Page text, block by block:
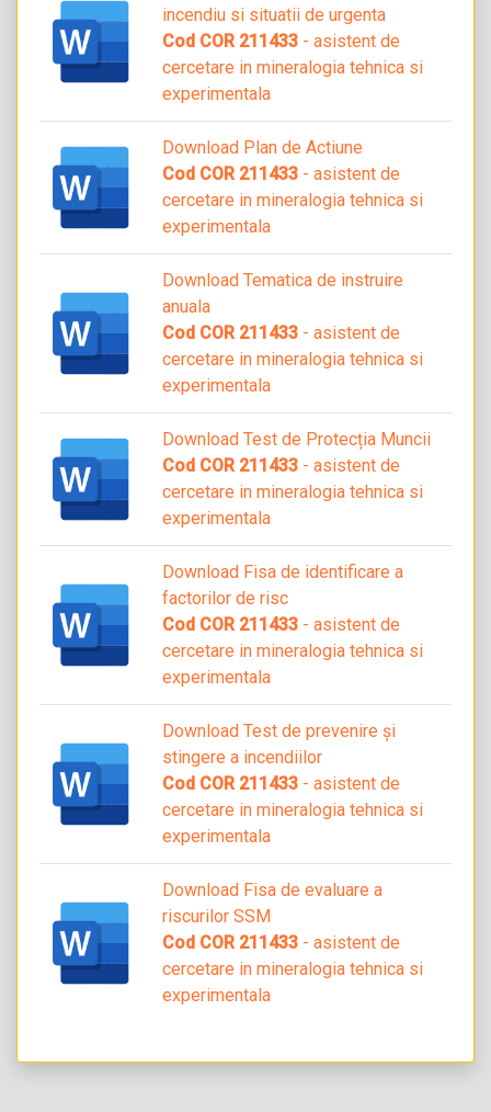
incendiu si situatii de urgenta
Cod COR 211433 - asistent de
cercetare in mineralogia tehnica si
experimentala
Download Plan de Actiune
Cod COR 211433 - asistent de
cercetare in mineralogia tehnica si
experimentala
Download Tematica de instruire
anuala
Cod COR 211433 - asistent de
cercetare in mineralogia tehnica si
experimentala
Download Test de Protecția Muncii
Cod COR 211433 - asistent de
cercetare in mineralogia tehnica si
experimentala
Download Fisa de identificare a
factorilor de risc
Cod COR 211433 - asistent de
cercetare in mineralogia tehnica si
experimentala
Download Test de prevenire și
stingere a incendiilor
Cod COR 211433 - asistent de
cercetare in mineralogia tehnica si
experimentala
Download Fisa de evaluare a
riscurilor SSM
Cod COR 211433 - asistent de
cercetare in mineralogia tehnica si
experimentala